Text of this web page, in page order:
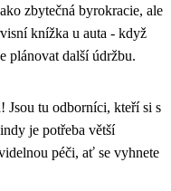
zbytečná byrokracie, ale
knížka u auta - když
plánovat další údržbu.
Jsou tu odborníci, kteří si s
je potřeba větší
péči, ať se vyhnete